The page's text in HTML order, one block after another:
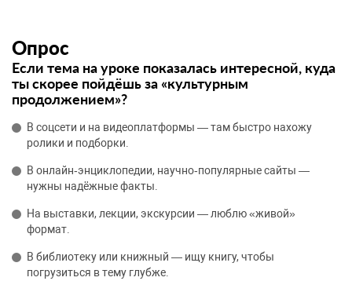
Опрос
Если тема на уроке показалась интересной, куда
ты скорее пойдёшь за «культурным
продолжением»?
В соцсети и на видеоплатформы — там быстро нахожу
ролики и подборки.
В онлайн‑энциклопедии, научно‑популярные сайты —
нужны надёжные факты.
На выставки, лекции, экскурсии — люблю «живой»
формат.
В библиотеку или книжный — ищу книгу, чтобы
погрузиться в тему глубже.